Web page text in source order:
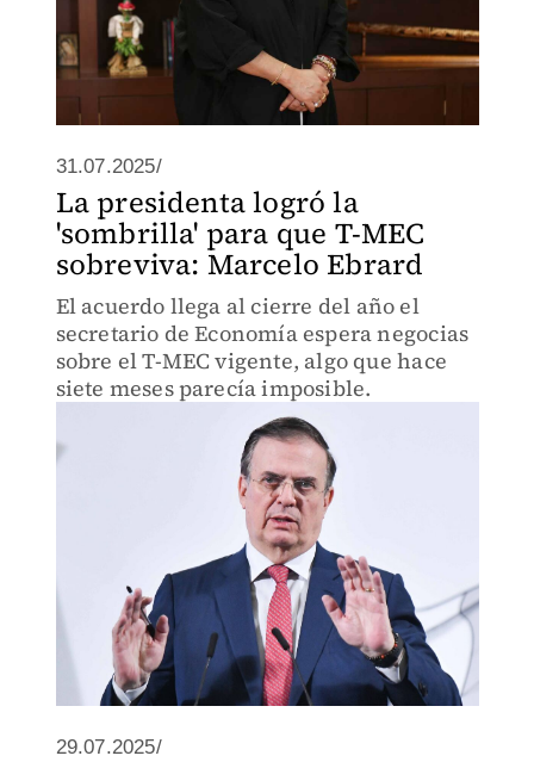
31.07.2025/
La presidenta logró la
'sombrilla' para que T-MEC
sobreviva: Marcelo Ebrard
El acuerdo llega al cierre del año el
secretario de Economía espera negocias
sobre el T-MEC vigente, algo que hace
siete meses parecía imposible.
29.07.2025/